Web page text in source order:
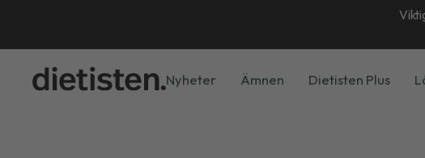
Nyheter Ämnen Dietisten Plus